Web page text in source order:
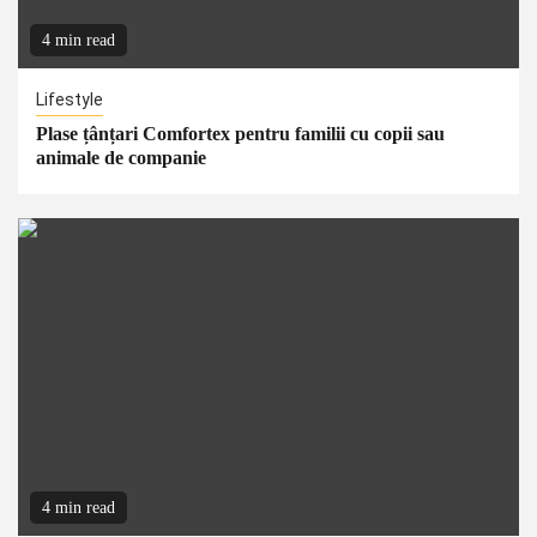
4 min read
Lifestyle
Plase țânțari Comfortex pentru familii cu copii sau
animale de companie
4 min read